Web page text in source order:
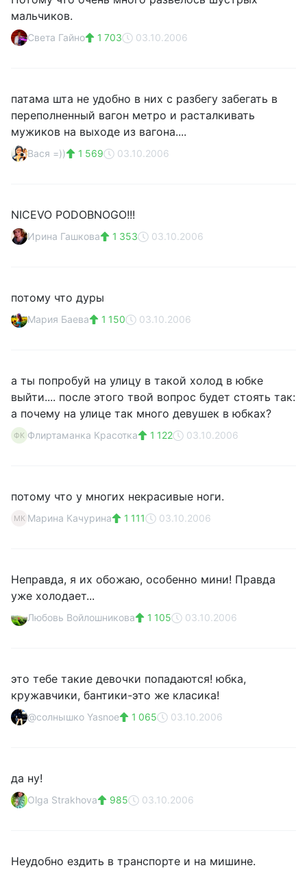
мальчиков.
Света Гайно 1 703 03.10.2006
патама шта не удобно в них с разбегу забегать в
переполненный вагон метро и расталкивать
мужиков на выходе из вагона....
Вася =)) 1 569 03.10.2006
NICEVO PODOBNOGO!!!
Ирина Гашкова 1 353 03.10.2006
потому что дуры
Мария Баева 1 150 03.10.2006
а ты попробуй на улицу в такой холод в юбке
выйти.... после этого твой вопрос будет стоять так:
а почему на улице так много девушек в юбках?
ФК Флиртаманка Красотка 1 122 03.10.2006
потому что у многих некрасивые ноги.
МК Марина Качурина 1 111 03.10.2006
Неправда, я их обожаю, особенно мини! Правда
уже холодает...
Любовь Войлошникова 1 105 03.10.2006
это тебе такие девочки попадаются! юбка,
кружавчики, бантики-это же класика!
@солнышко Yasnoe 1 065 03.10.2006
да ну!
Olga Strakhova 985 03.10.2006
Неудобно ездить в транспорте и на мишине.